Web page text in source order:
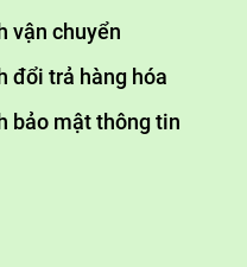
vận chuyển
đổi trả hàng hóa
bảo mật thông tin